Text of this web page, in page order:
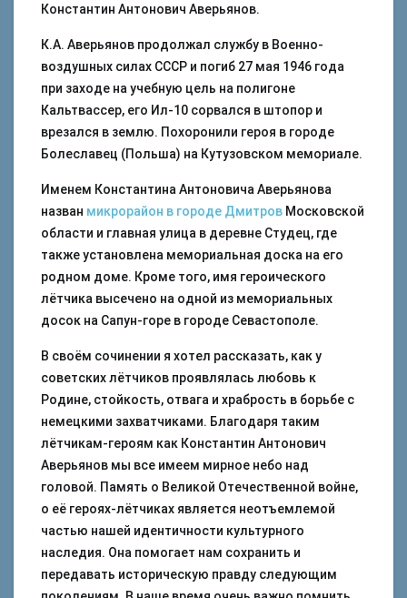
Константин Антонович Аверьянов.
К.А. Аверьянов продолжал службу в Военно-
воздушных силах СССР и погиб 27 мая 1946 года
при заходе на учебную цель на полигоне
Кальтвассер, его Ил-10 сорвался в штопор и
врезался в землю. Похоронили героя в городе
Болеславец (Польша) на Кутузовском мемориале.
Именем Константина Антоновича Аверьянова
назван микрорайон в городе Дмитров Московской
области и главная улица в деревне Студец, где
также установлена мемориальная доска на его
родном доме. Кроме того, имя героического
лётчика высечено на одной из мемориальных
досок на Сапун-горе в городе Севастополе.
В своём сочинении я хотел рассказать, как у
советских лётчиков проявлялась любовь к
Родине, стойкость, отвага и храбрость в борьбе с
немецкими захватчиками. Благодаря таким
лётчикам-героям как Константин Антонович
Аверьянов мы все имеем мирное небо над
головой. Память о Великой Отечественной войне,
о её героях-лётчиках является неотъемлемой
частью нашей идентичности культурного
наследия. Она помогает нам сохранить и
передавать историческую правду следующим